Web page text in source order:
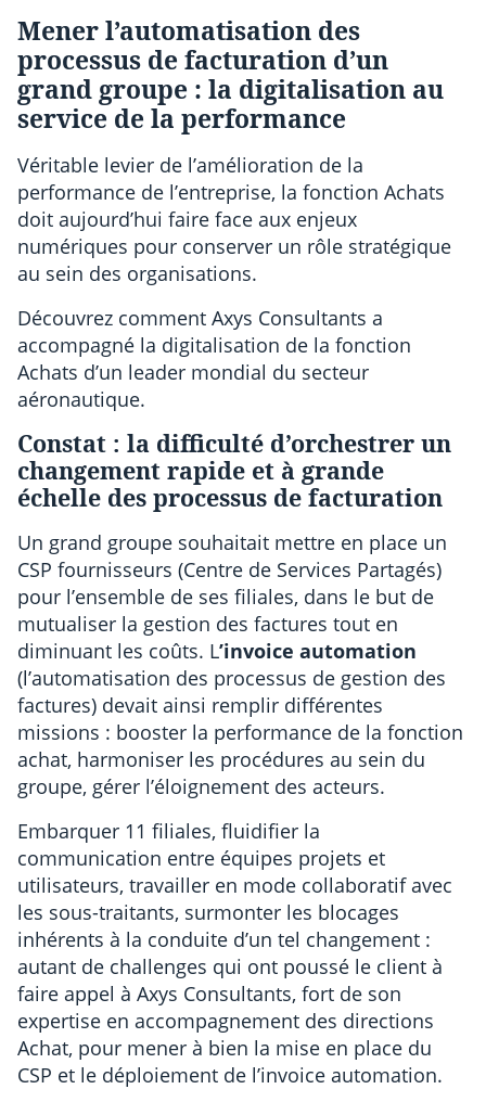
Mener l’automatisation des
processus de facturation d’un
grand groupe : la digitalisation au
service de la performance
Véritable levier de l’amélioration de la
performance de l’entreprise, la fonction Achats
doit aujourd’hui faire face aux enjeux
numériques pour conserver un rôle stratégique
au sein des organisations.
Découvrez comment Axys Consultants a
accompagné la digitalisation de la fonction
Achats d’un leader mondial du secteur
aéronautique.
Constat : la difficulté d’orchestrer un
changement rapide et à grande
échelle des processus de facturation
Un grand groupe souhaitait mettre en place un
CSP fournisseurs (Centre de Services Partagés)
pour l’ensemble de ses filiales, dans le but de
mutualiser la gestion des factures tout en
diminuant les coûts. L’invoice automation
(l’automatisation des processus de gestion des
factures) devait ainsi remplir différentes
missions : booster la performance de la fonction
achat, harmoniser les procédures au sein du
groupe, gérer l’éloignement des acteurs.
Embarquer 11 filiales, fluidifier la
communication entre équipes projets et
utilisateurs, travailler en mode collaboratif avec
les sous-traitants, surmonter les blocages
inhérents à la conduite d’un tel changement :
autant de challenges qui ont poussé le client à
faire appel à Axys Consultants, fort de son
expertise en accompagnement des directions
Achat, pour mener à bien la mise en place du
CSP et le déploiement de l’invoice automation.